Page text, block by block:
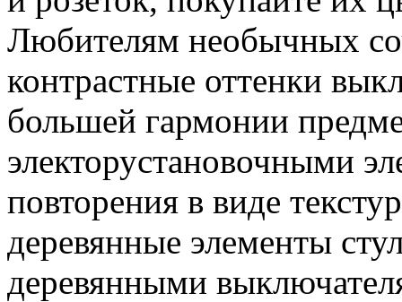
Любителям необычных
контрастные оттенки
большей гармонии
электорустановочными
повторения в виде
деревянные элементы
деревянными